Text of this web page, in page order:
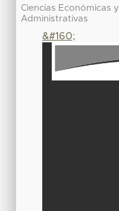
Ciencias Económicas y
Administrativas
&#160;